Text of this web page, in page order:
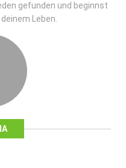
gefunden und beginnst
Leben.